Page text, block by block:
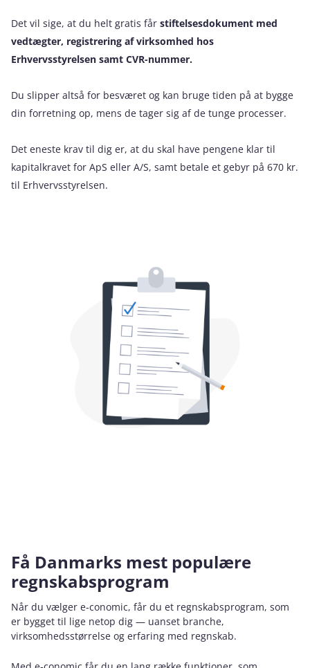
Det vil sige, at du helt gratis får stiftelsesdokument med
vedtægter, registrering af virksomhed hos
Erhvervsstyrelsen samt CVR-nummer.
Du slipper altså for besværet og kan bruge tiden på at bygge
din forretning op, mens de tager sig af de tunge processer.
Det eneste krav til dig er, at du skal have pengene klar til
kapitalkravet for ApS eller A/S, samt betale et gebyr på 670 kr.
til Erhvervsstyrelsen.
Få Danmarks mest populære
regnskabsprogram
Når du vælger e‑conomic, får du et regnskabsprogram, som
er bygget til lige netop dig — uanset branche,
virksomhedsstørrelse og erfaring med regnskab.